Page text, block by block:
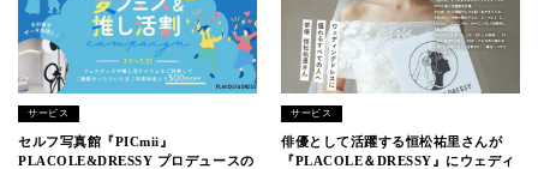
サービス
セルフ写真館『PICmii』
PLACOLE&DRESSY プロデュースの
サービス
俳優として活躍する恒松祐里さんが
『PLACOLE＆DRESSY』にウェディ